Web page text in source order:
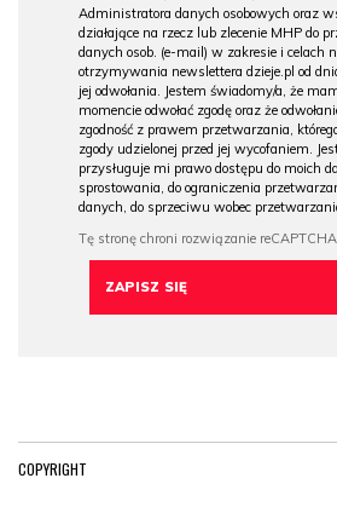
Administratora danych osobowych oraz
działające na rzecz lub zlecenie MHP do
danych osob. (e-mail) w zakresie i celach
otrzymywania newslettera dzieje.pl od
jej odwołania. Jestem świadomy/a, że
momencie odwołać zgodę oraz że
zgodność z prawem przetwarzania,
zgody udzielonej przed jej wycofaniem.
przysługuje mi prawo dostępu do moich
sprostowania, do ograniczenia
danych, do sprzeciwu wobec
COPYRIGHT